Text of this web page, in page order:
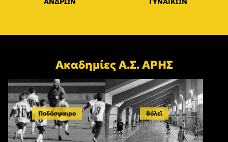
Ακαδημίες Α.Σ. ΑΡΗΣ
Ποδόσφαιρο Βόλεϊ